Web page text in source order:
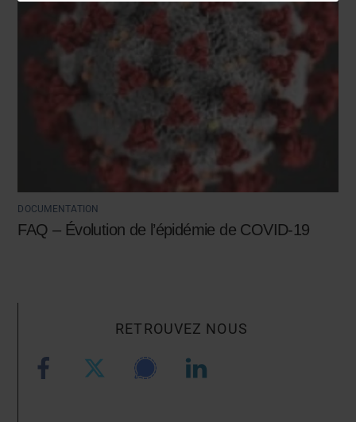
DOCUMENTATION
FAQ – Évolution de l’épidémie de COVID-19
RETROUVEZ NOUS